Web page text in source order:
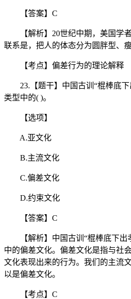
【答案】C
【解析】20世纪中期，美国学者
联系是，把人的体态分为圆胖型、
【考点】偏差行为的理论解释
23.【题干】中国古训“棍棒底下
类型中的( )。
【选项】
A.亚文化
B.主流文化
C.偏差文化
D.约束文化
【答案】C
【解析】中国古训“棍棒底下出
中的偏差文化。偏差文化是指与社
文化表现出来的行为。我们的主流
以是偏差文化。
【考点】C